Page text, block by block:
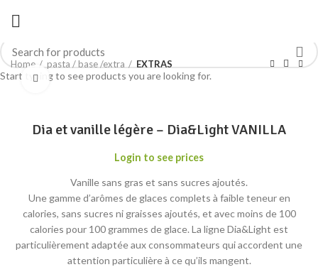
Home pasta / base /extra
EXTRAS
Click to enlarge
Dia et vanille légère – Dia&Light VANILLA
Login to see prices
Vanille sans gras et sans sucres ajoutés.
Une gamme d’arômes de glaces complets à faible teneur en
calories, sans sucres ni graisses ajoutés, et avec moins de 100
calories pour 100 grammes de glace. La ligne Dia&Light est
particulièrement adaptée aux consommateurs qui accordent une
attention particulière à ce qu’ils mangent.
Start typing to see products you are looking for.